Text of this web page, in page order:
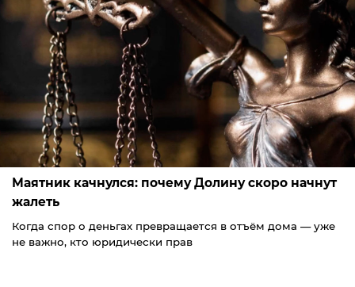
Маятник качнулся: почему Долину скоро начнут
жалеть
Когда спор о деньгах превращается в отъём дома — уже
не важно, кто юридически прав